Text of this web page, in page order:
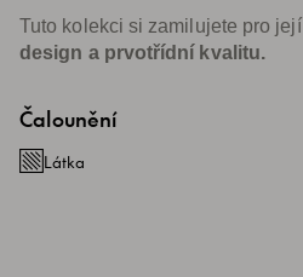
Tuto kolekci si zamilujete pro její
design a prvotřídní kvalitu.
Čalounění
Látka